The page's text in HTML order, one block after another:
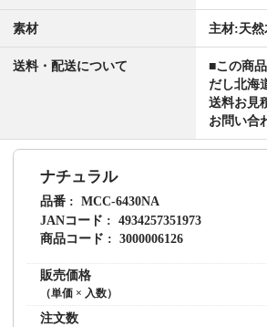
素材 主材:天然
送料・配送について ■この商
だし北海
送料お見
お問い合
ナチュラル
品番
MCC-6430NA
JANコード
4934257351973
商品コード
3000006126
販売価格
（単価 × 入数）
注文数